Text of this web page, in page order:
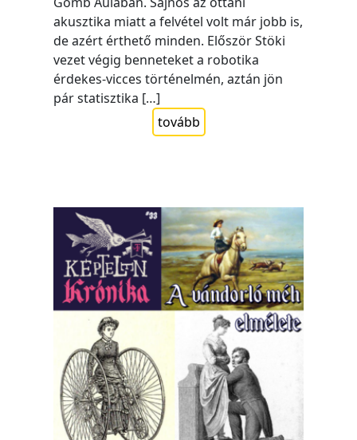
akusztika miatt a felvétel volt már jobb is,
de azért érthető minden. Először Stöki
vezet végig benneteket a robotika
érdekes-vicces történelmén, aztán jön
pár statisztika […]
tovább